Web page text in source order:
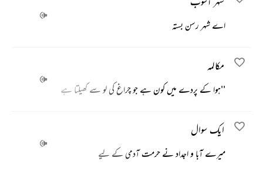
اے شہر رسن بستہ
مکالمہ
''ہوا کے پردے میں کون ہے جو چراغ کی لو سے کھیلتا ہے
ایک سوال
میرے آبا و اجداد نے حرمت آدمی کے لیے